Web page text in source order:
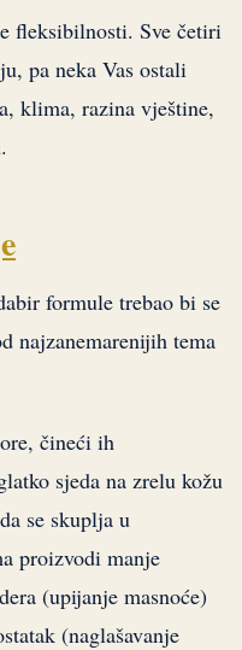
fleksibilnosti. Sve četiri
pa neka Vas ostali
klima, razina vještine,
formule trebao bi se
najzanemarenijih tema
čineći ih
sjeda na zrelu kožu
se skuplja u
proizvodi manje
(upijanje masnoće)
(naglašavanje